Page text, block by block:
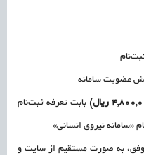
عضویت سامانه
بابت تعرفه ثبت‌نام
«سامانه نیروی انسانی»
به صورت مستقیم از سایت و